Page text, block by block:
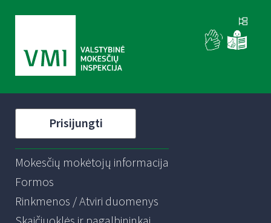
Prisijungti
Mokesčių mokėtojų informacija
Formos
Rinkmenos / Atviri duomenys